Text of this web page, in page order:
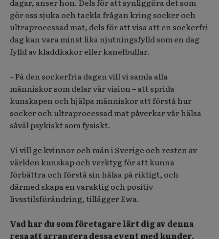
dagar, anser hon. Dels för att synliggöra det som
gör oss sjuka och tackla frågan kring socker och
ultraprocessad mat, dels för att visa att en sockerfri
dag kan vara minst lika njutningsfylld som en dag
fylld av kladdkakor eller kanelbullar.
– På den sockerfria dagen vill vi samla alla
människor som delar vår vision – att sprida
kunskapen och hjälpa människor att förstå hur
socker och ultraprocessad mat påverkar vår hälsa
såväl psykiskt som fysiskt.
Vi vill ge kvinnor och män i Sverige och resten av
världen kunskap och verktyg för att kunna
förbättra och förstå sin hälsa på riktigt, och
därmed skapa en varaktig och positiv
livsstilsförändring, tillägger Ewa.
Vad har du som företagare lärt dig av denna
resa att arrangera dessa event med kunder,